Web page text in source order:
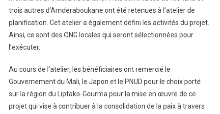
trois autres d’Amderaboukane ont été retenues à l’atelier de
planification. Cet atelier a également défini les activités du projet.
Ainsi, ce sont des ONG locales qui seront sélectionnées pour
l’exécuter.
Au cours de l’atelier, les bénéficiaires ont remercié le
Gouvernement du Mali, le Japon et le PNUD pour le choix porté
sur la région du Liptako-Gourma pour la mise en œuvre de ce
projet qui vise à contribuer à la consolidation de la paix à travers